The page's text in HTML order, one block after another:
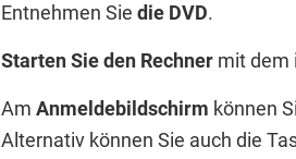
Entnehmen Sie die DVD.
Starten Sie den Rechner mit dem
Am Anmeldebildschirm können
Alternativ können Sie auch die